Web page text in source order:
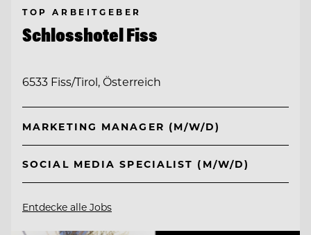
TOP ARBEITGEBER
Schlosshotel Fiss
6533 Fiss/Tirol, Österreich
MARKETING MANAGER (M/W/D)
SOCIAL MEDIA SPECIALIST (M/W/D)
Entdecke alle Jobs